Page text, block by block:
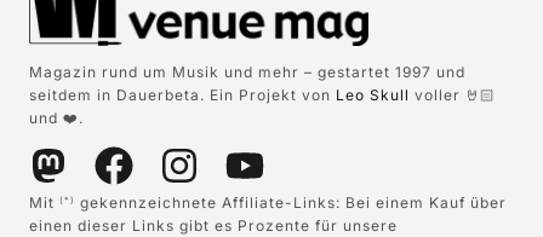
Magazin rund um Musik und mehr – gestartet 1997 und
seitdem in Dauerbeta. Ein Projekt von Leo Skull voller 🤘🏻
und ❤️.
Mit (*)
gekennzeichnete Affiliate-Links: Bei einem Kauf über
einen dieser Links gibt es Prozente für unsere